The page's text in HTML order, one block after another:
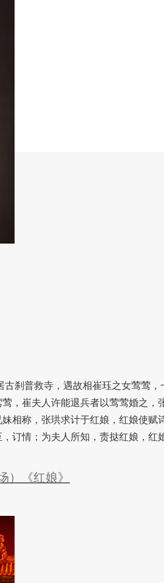
刹普救寺，遇故相崔珏之女莺莺，
，崔夫人许能退兵者以莺莺婚之，
相称，张珙求计于红娘，红娘使赋
订情；为夫人所知，责挞红娘，红
）《红娘》